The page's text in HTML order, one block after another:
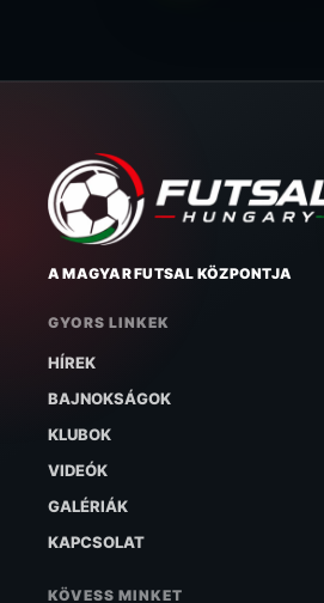
A MAGYAR FUTSAL KÖZPONTJA
GYORS LINKEK
HÍREK
BAJNOKSÁGOK
KLUBOK
VIDEÓK
GALÉRIÁK
KAPCSOLAT
KÖVESS MINKET